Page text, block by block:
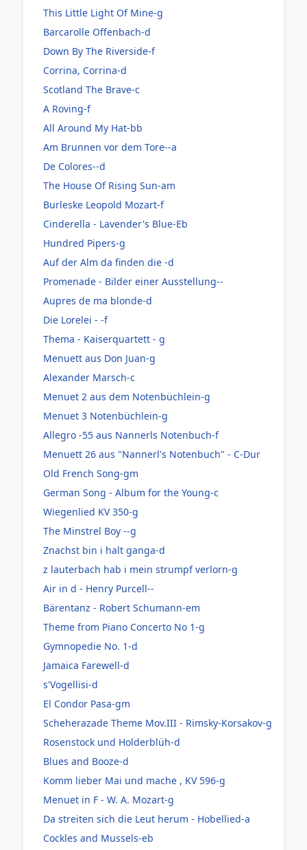
This Little Light Of Mine-g
Barcarolle Offenbach-d
Down By The Riverside-f
Corrina, Corrina-d
Scotland The Brave-c
A Roving-f
All Around My Hat-bb
Am Brunnen vor dem Tore--a
De Colores--d
The House Of Rising Sun-am
Burleske Leopold Mozart-f
Cinderella - Lavender's Blue-Eb
Hundred Pipers-g
Auf der Alm da finden die -d
Promenade - Bilder einer Ausstellung--
Aupres de ma blonde-d
Die Lorelei - -f
Thema - Kaiserquartett - g
Menuett aus Don Juan-g
Alexander Marsch-c
Menuet 2 aus dem Notenbüchlein-g
Menuet 3 Notenbüchlein-g
Allegro -55 aus Nannerls Notenbuch-f
Menuett 26 aus "Nannerl's Notenbuch" - C-Dur
Old French Song-gm
German Song - Album for the Young-c
Wiegenlied KV 350-g
The Minstrel Boy --g
Znachst bin i halt ganga-d
z lauterbach hab i mein strumpf verlorn-g
Air in d - Henry Purcell--
Bärentanz - Robert Schumann-em
Theme from Piano Concerto No 1-g
Gymnopedie No. 1-d
Jamaica Farewell-d
s'Vogellisi-d
El Condor Pasa-gm
Scheherazade Theme Mov.III - Rimsky-Korsakov-g
Rosenstock und Holderblüh-d
Blues and Booze-d
Komm lieber Mai und mache , KV 596-g
Menuet in F - W. A. Mozart-g
Da streiten sich die Leut herum - Hobellied-a
Cockles and Mussels-eb